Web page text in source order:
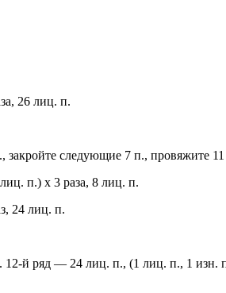
26 лиц. п.
следующие 7 п., провяжите
п.) х 3 раза, 8 лиц. п.
24 лиц. п.
й ряд — 24 лиц. п., (1 лиц. п., 1 изн.